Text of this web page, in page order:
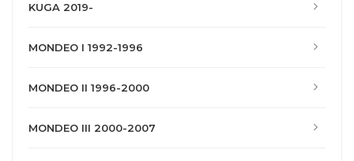
KUGA 2019-
MONDEO I 1992-1996
MONDEO II 1996-2000
MONDEO III 2000-2007